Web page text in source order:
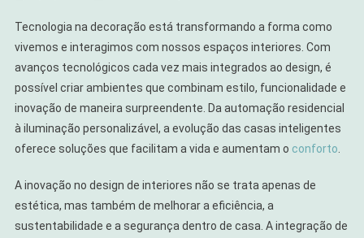
Tendências
De
Tecnologia
Na
Decoração
Para
Modernizar
Casa
Tecnologia na decoração está transformando a forma como
vivemos e interagimos com nossos espaços interiores. Com
avanços tecnológicos cada vez mais integrados ao design, é
possível criar ambientes que combinam estilo, funcionalidade e
inovação de maneira surpreendente. Da automação residencial
à iluminação personalizável, a evolução das casas inteligentes
oferece soluções que facilitam a vida e aumentam o conforto
A inovação no design de interiores não se trata apenas de
estética, mas também de melhorar a eficiência, a
sustentabilidade e a segurança dentro de casa. A integração de